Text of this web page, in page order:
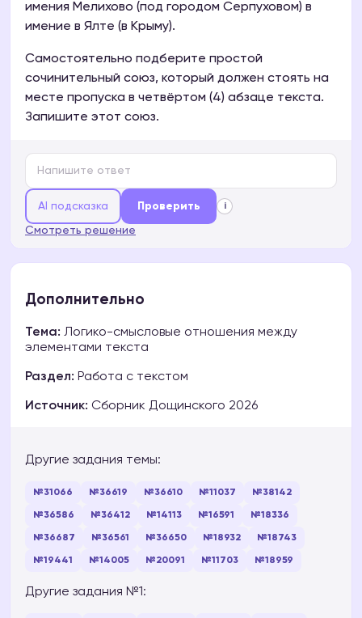
имения Мелихово (под городом Серпуховом) в
имение в Ялте (в Крыму).
Самостоятельно подберите простой
сочинительный союз, который должен стоять на
месте пропуска в четвёртом (4) абзаце текста.
Запишите этот союз.
AI подсказка Проверить i
Смотреть решение
Дополнительно
Тема: Логико-смысловые отношения между
элементами текста
Раздел: Работа с текстом
Источник: Сборник Дощинского 2026
Другие задания темы:
№31066 №36619 №36610 №11037 №38142
№36586 №36412 №14113 №16591 №18336
№36687 №36561 №36650 №18932 №18743
№19441 №14005 №20091 №11703 №18959
Другие задания №1: